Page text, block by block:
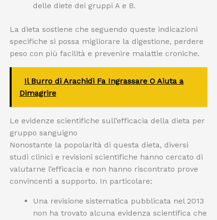
delle diete dei gruppi A e B.
La dieta sostiene che seguendo queste indicazioni
specifiche si possa migliorare la digestione, perdere
peso con più facilità e prevenire malattie croniche.
Il Burro di Arachidi Fa Ingrassare O Aiuta a
Dimagrire
Le evidenze scientifiche sull’efficacia della dieta per
gruppo sanguigno
Nonostante la popolarità di questa dieta, diversi
studi clinici e revisioni scientifiche hanno cercato di
valutarne l’efficacia e non hanno riscontrato prove
convincenti a supporto. In particolare:
Una revisione sistematica pubblicata nel 2013
non ha trovato alcuna evidenza scientifica che